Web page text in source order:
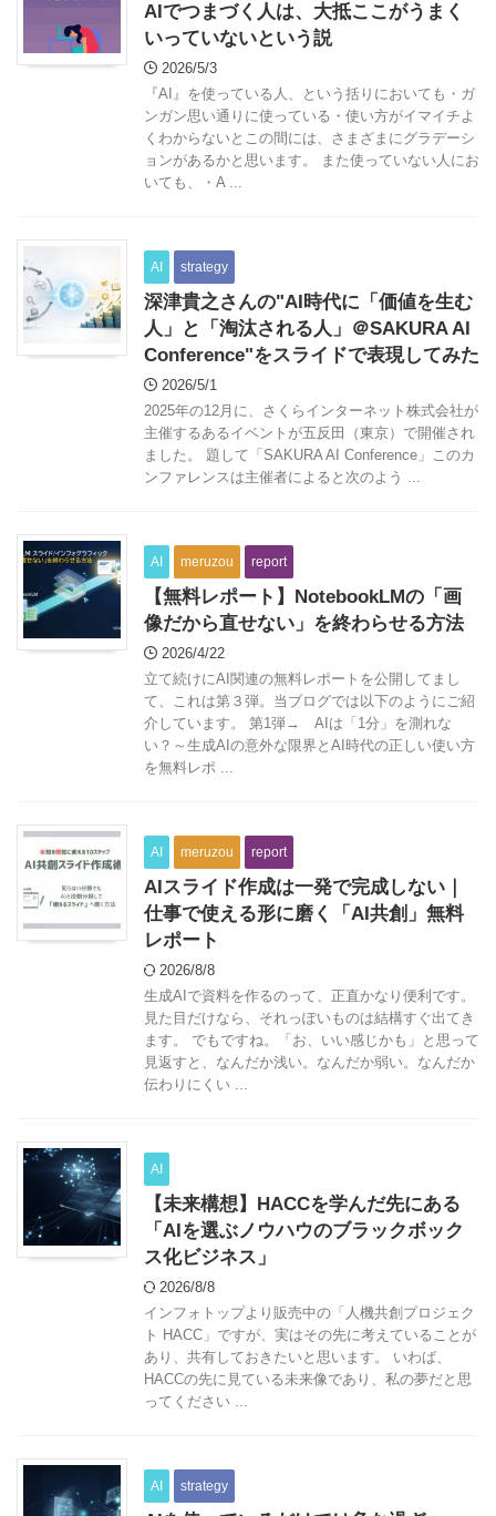
AIでつまづく人は、大抵ここがうまく
いっていないという説
2026/5/3
『AI』を使っている人、という括りにおいても・ガ
ンガン思い通りに使っている・使い方がイマイチよ
くわからないとこの間には、さまざまにグラデーシ
ョンがあるかと思います。 また使っていない人にお
いても、・A ...
AI strategy
深津貴之さんの"AI時代に「価値を生む
人」と「淘汰される人」＠SAKURA AI
Conference"をスライドで表現してみた
2026/5/1
2025年の12月に、さくらインターネット株式会社が
主催するあるイベントが五反田（東京）で開催され
ました。 題して「SAKURA AI Conference」このカ
ンファレンスは主催者によると次のよう ...
AI meruzou report
【無料レポート】NotebookLMの「画
像だから直せない」を終わらせる方法
2026/4/22
立て続けにAI関連の無料レポートを公開してまし
て、これは第３弾。当ブログでは以下のようにご紹
介しています。 第1弾→ AIは「1分」を測れな
い？～生成AIの意外な限界とAI時代の正しい使い方
を無料レポ ...
AI meruzou report
AIスライド作成は一発で完成しない｜
仕事で使える形に磨く「AI共創」無料
レポート
2026/8/8
生成AIで資料を作るのって、正直かなり便利です。
見た目だけなら、それっぽいものは結構すぐ出てき
ます。 でもですね。「お、いい感じかも」と思って
見返すと、なんだか浅い。なんだか弱い。なんだか
伝わりにくい ...
AI
【未来構想】HACCを学んだ先にある
「AIを選ぶノウハウのブラックボック
ス化ビジネス」
2026/8/8
インフォトップより販売中の「人機共創プロジェク
ト HACC」ですが、実はその先に考えていることが
あり、共有しておきたいと思います。 いわば、
HACCの先に見ている未来像であり、私の夢だと思
ってください ...
AI strategy